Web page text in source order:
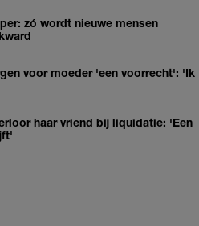
zó wordt nieuwe mensen
voor moeder 'een voorrecht': 'Ik
haar vriend bij liquidatie: 'Een